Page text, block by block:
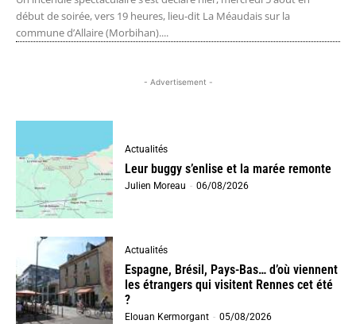
début de soirée, vers 19 heures, lieu-dit La Méaudais sur la
commune d’Allaire (Morbihan)....
- Advertisement -
Actualités
Leur buggy s’enlise et la marée remonte
Julien Moreau - 06/08/2026
Actualités
Espagne, Brésil, Pays-Bas… d’où viennent
les étrangers qui visitent Rennes cet été
?
Elouan Kermorgant - 05/08/2026